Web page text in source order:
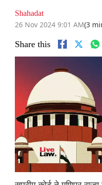
Shahadat
26 Nov 2024 9:01 AM(3
Share this